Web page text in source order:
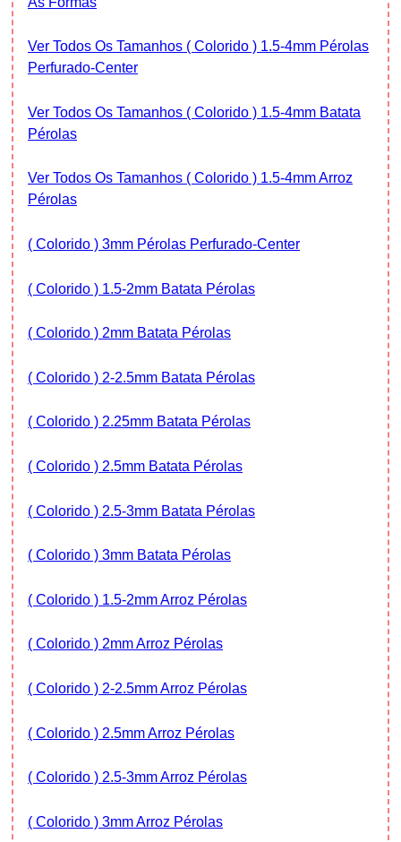
Ver Todos Os Tamanhos ( Colorido ) 1.5-4mm Pérolas
Perfurado-Center
Ver Todos Os Tamanhos ( Colorido ) 1.5-4mm Batata
Pérolas
Ver Todos Os Tamanhos ( Colorido ) 1.5-4mm Arroz
Pérolas
( Colorido ) 3mm Pérolas Perfurado-Center
( Colorido ) 1.5-2mm Batata Pérolas
( Colorido ) 2mm Batata Pérolas
( Colorido ) 2-2.5mm Batata Pérolas
( Colorido ) 2.25mm Batata Pérolas
( Colorido ) 2.5mm Batata Pérolas
( Colorido ) 2.5-3mm Batata Pérolas
( Colorido ) 3mm Batata Pérolas
( Colorido ) 1.5-2mm Arroz Pérolas
( Colorido ) 2mm Arroz Pérolas
( Colorido ) 2-2.5mm Arroz Pérolas
( Colorido ) 2.5mm Arroz Pérolas
( Colorido ) 2.5-3mm Arroz Pérolas
( Colorido ) 3mm Arroz Pérolas